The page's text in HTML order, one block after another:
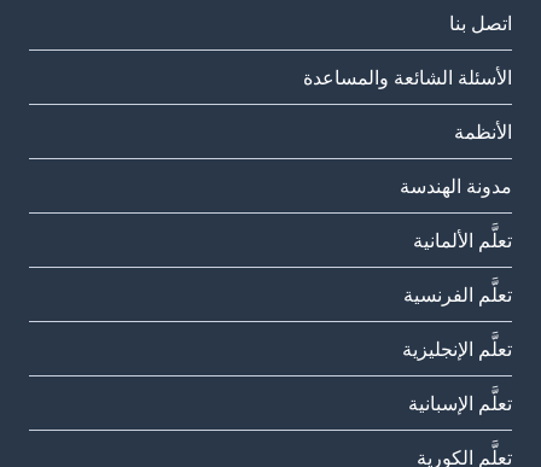
اتصل بنا
الأسئلة الشائعة والمساعدة
الأنظمة
مدونة الهندسة
تعلَّم الألمانية
تعلَّم الفرنسية
تعلَّم الإنجليزية
تعلَّم الإسبانية
تعلَّم الكورية